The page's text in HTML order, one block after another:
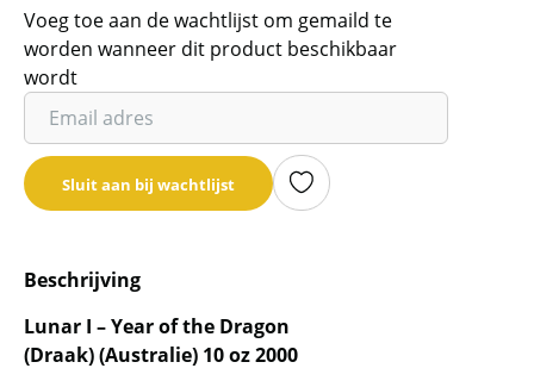
Voeg toe aan de wachtlijst om gemaild te
worden wanneer dit product beschikbaar
wordt
Vul
je
email
adres
de
wachtlijst
voor
dit
Sluit aan bij wachtlijst
Beschrijving
Lunar I – Year of the Dragon
(Draak) (Australie) 10 oz 2000